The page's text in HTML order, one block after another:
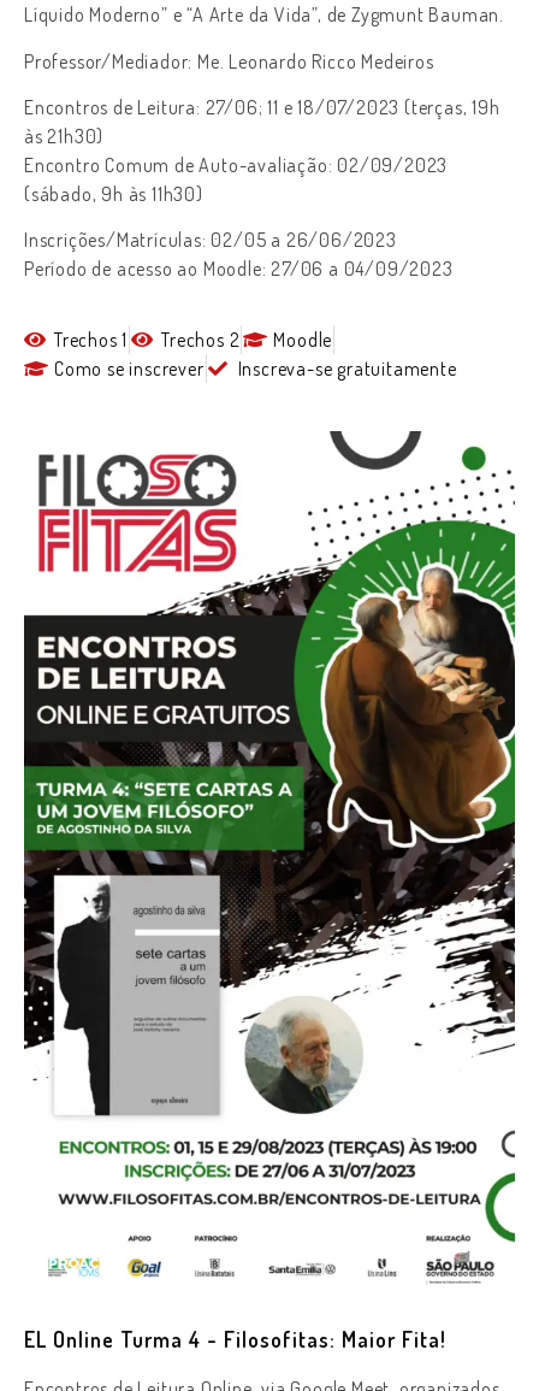
Líquido Moderno” e “A Arte da Vida”, de Zygmunt Bauman.
Professor/Mediador: Me. Leonardo Ricco Medeiros
Encontros de Leitura: 27/06; 11 e 18/07/2023 (terças, 19h
às 21h30)
Encontro Comum de Auto-avaliação: 02/09/2023
(sábado, 9h às 11h30)
Inscrições/Matrículas: 02/05 a 26/06/2023
Período de acesso ao Moodle: 27/06 a 04/09/2023
Trechos 1 Trechos 2
Moodle
Como se inscrever
Inscreva-se gratuitamente
EL Online Turma 4 - Filosofitas: Maior Fita!